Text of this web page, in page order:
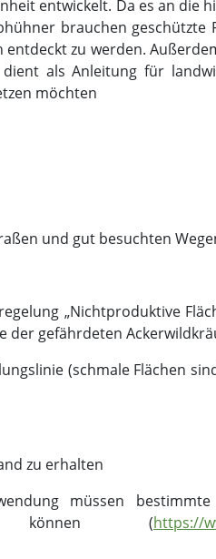
entwickelt. Da es an
brauchen
zu werden.
als Anleitung für
möchten
und gut besuchten
„Nichtproduktive
der gefährdeten
(schmale Flächen
zu erhalten
müssen
können (https://